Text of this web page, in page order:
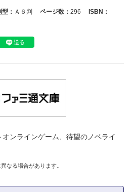
型： Ａ６判 ページ数： 296
ISBN：
送る
ンラインゲーム、待望のノベライ
なる場合があります。